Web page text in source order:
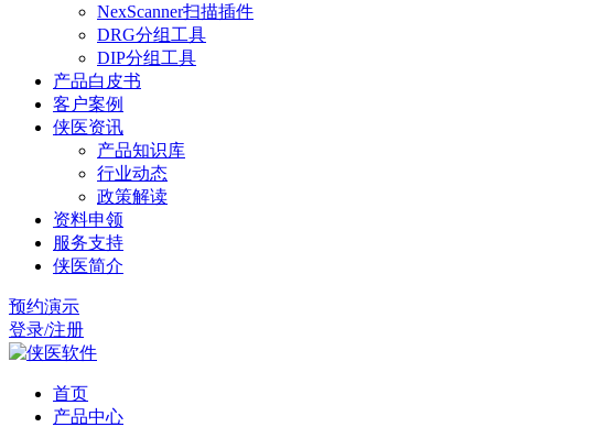
NexScanner扫描插件
DRG分组工具
DIP分组工具
产品白皮书
客户案例
侠医资讯
产品知识库
行业动态
政策解读
资料申领
服务支持
侠医简介
预约演示
登录/注册
首页
产品中心